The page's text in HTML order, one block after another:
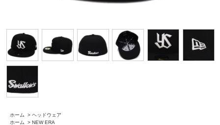
ホーム > ヘッドウェア
ホーム
> NEW ERA